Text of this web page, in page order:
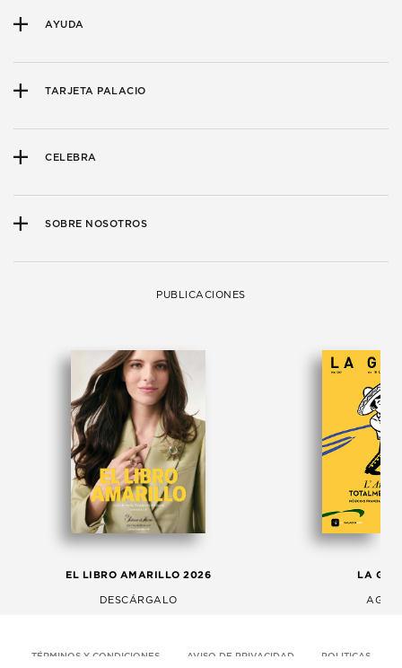
AYUDA
TARJETA PALACIO
CELEBRA
SOBRE NOSOTROS
PUBLICACIONES
EL LIBRO AMARILLO 2026
DESCÁRGALO
LA
TÉRMINOS Y CONDICIONES AVISO DE PRIVACIDAD POLITICAS